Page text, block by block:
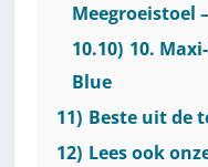
Meegroeistoel
10.10) 10.
Blue
11) Beste uit de
12) Lees ook